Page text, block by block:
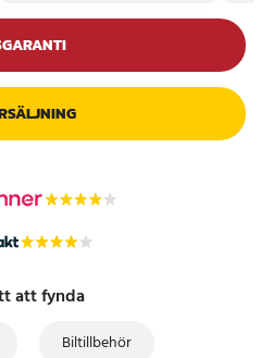
att fynda
Biltillbehör